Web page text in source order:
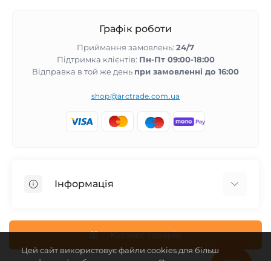
Графік роботи
Приймання замовлень: 24/7
Підтримка клієнтів: Пн-Пт 09:00-18:00
Відправка в той же день при замовленні до 16:00
shop@arctrade.com.ua
Інформація
Співпраця з нами
Про магазин
Каталог товарів
Цей сайт використовує файли cookies для більш